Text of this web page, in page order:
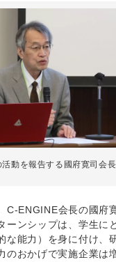
動を報告する國府寛司会長
ENGINE会長の國府
ーンシップは、学生に
な能力）を身に付け、
のおかげで実施企業は